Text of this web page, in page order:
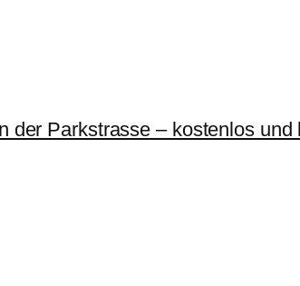
der Parkstrasse – kostenlos und